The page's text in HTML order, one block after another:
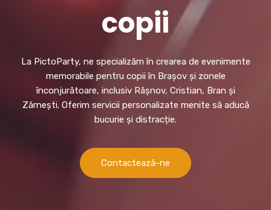
copii
La PictoParty, ne specializăm în crearea de evenimente
memorabile pentru copii în Brașov și zonele
înconjurătoare, inclusiv Râșnov, Cristian, Bran și
Zărnești. Oferim servicii personalizate menite să aducă
bucurie și distracție.
Contactează-ne